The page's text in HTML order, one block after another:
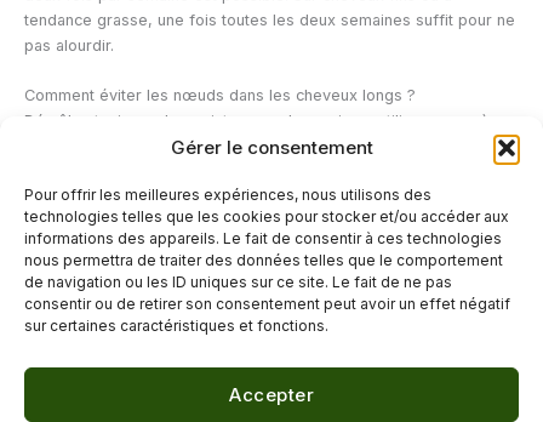
Gérer le consentement
Pour offrir les meilleures expériences, nous utilisons des
technologies telles que les cookies pour stocker et/ou accéder aux
informations des appareils. Le fait de consentir à ces technologies
nous permettra de traiter des données telles que le comportement
de navigation ou les ID uniques sur ce site. Le fait de ne pas
consentir ou de retirer son consentement peut avoir un effet négatif
sur certaines caractéristiques et fonctions.
Accepter
tendance grasse, une fois toutes les deux semaines suffit pour ne
pas alourdir.
Comment éviter les nœuds dans les cheveux longs ?
Démêlez toujours des pointes vers les racines, utilisez un après-
shampoing ou un démêlant sans rinçage, dormez avec une tresse
satin. Pour des conseils plus détaillés, notre article comment éviter
les nœuds dans les cheveuxdonne toutes les astuces.
←Article précédent Article suivant→